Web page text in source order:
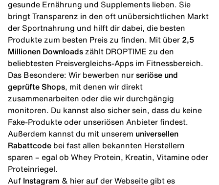
gesunde Ernährung und Supplements lieben. Sie
bringt Transparenz in den oft unübersichtlichen Markt
der Sportnahrung und hilft dir dabei, die besten
Produkte zum besten Preis zu finden. Mit über 2,5
Millionen Downloads zählt DROPTIME zu den
beliebtesten Preisvergleichs-Apps im Fitnessbereich.
Das Besondere: Wir bewerben nur seriöse und
geprüfte Shops , mit denen wir direkt
zusammenarbeiten oder die wir durchgängig
monitoren. Du kannst also sicher sein, dass du keine
Fake-Produkte oder unseriösen Anbieter findest.
Außerdem kannst du mit unserem universellen
Rabattcode bei fast allen bekannten Herstellern
sparen – egal ob Whey Protein, Kreatin, Vitamine oder
Proteinriegel.
Auf Instagram & hier auf der Webseite gibt es